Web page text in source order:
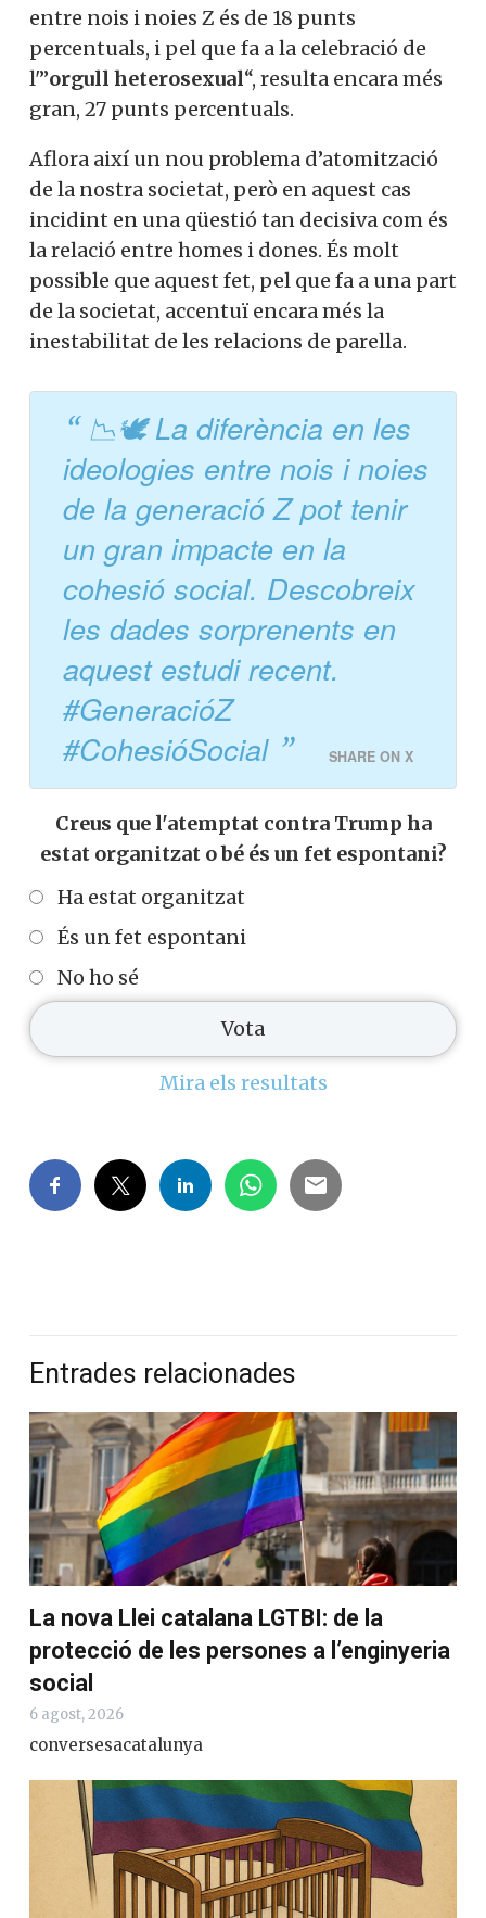
entre nois i noies Z és de 18 punts
percentuals, i pel que fa a la celebració de
l'”orgull heterosexual“, resulta encara més
gran, 27 punts percentuals.
Aflora així un nou problema d’atomització
de la nostra societat, però en aquest cas
incidint en una qüestió tan decisiva com és
la relació entre homes i dones. És molt
possible que aquest fet, pel que fa a una part
de la societat, accentuï encara més la
inestabilitat de les relacions de parella.
📉🕊️ La diferència en les
ideologies entre nois i noies
de la generació Z pot tenir
un gran impacte en la
cohesió social. Descobreix
les dades sorprenents en
aquest estudi recent.
#GeneracióZ
#CohesióSocial
SHARE ON X
Creus que l'atemptat contra Trump ha
estat organitzat o bé és un fet espontani?
Ha estat organitzat
És un fet espontani
No ho sé
Mira els resultats
Entrades relacionades
La nova Llei catalana LGTBI: de la
protecció de les persones a l’enginyeria
social
6 agost, 2026
conversesacatalunya